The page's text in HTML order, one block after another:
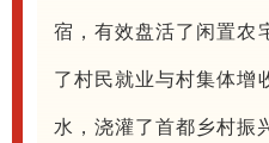
宿，有效盘活了闲置农
了村民就业与村集体增
水，浇灌了首都乡村振